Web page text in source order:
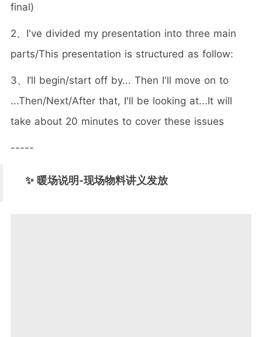
final)
2、I've divided my presentation into three main
parts/This presentation is structured as follow:
3、I’ll begin/start off by... Then I'll move on to
...Then/Next/After that, I'll be looking at...It will
take about 20 minutes to cover these issues
-----
✨ 暖场说明-现场物料讲义发放